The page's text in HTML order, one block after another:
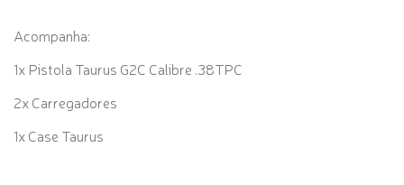
Acompanha:
1x Pistola Taurus G2C Calibre .38TPC
2x Carregadores
1x Case Taurus